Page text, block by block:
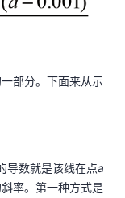
部分。下面来从示
导数就是该线在点a
率。第一种方式是